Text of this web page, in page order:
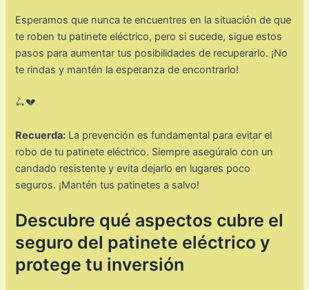
Esperamos que nunca te encuentres en la situación de que
te roben tu patinete eléctrico, pero si sucede, sigue estos
pasos para aumentar tus posibilidades de recuperarlo. ¡No
te rindas y mantén la esperanza de encontrarlo!
🛴💔
Recuerda: La prevención es fundamental para evitar el
robo de tu patinete eléctrico. Siempre asegúralo con un
candado resistente y evita dejarlo en lugares poco
seguros. ¡Mantén tus patinetes a salvo!
Descubre qué aspectos cubre el
seguro del patinete eléctrico y
protege tu inversión